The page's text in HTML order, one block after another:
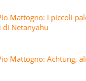
Mattogno: I piccoli
di Netanyahu
Mattogno: Achtung,